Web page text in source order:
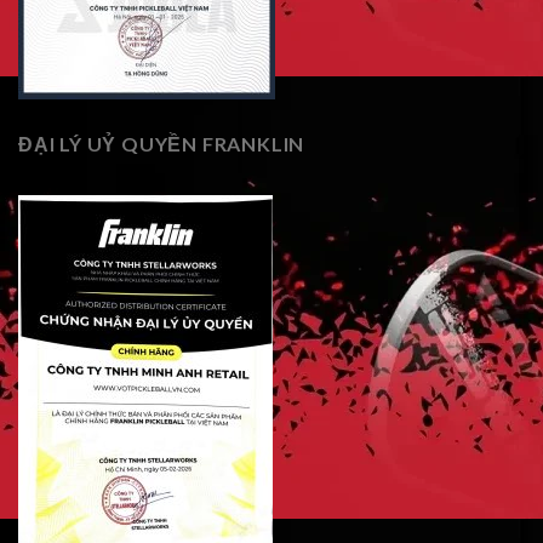
ĐẠI LÝ UỶ QUYỀN FRANKLIN